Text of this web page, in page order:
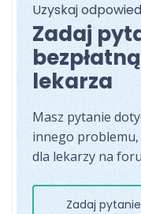
Uzyskaj
Zadaj
lekarza
Masz pytanie
innego problemu,
dla lekarzy na
Zadaj pytanie